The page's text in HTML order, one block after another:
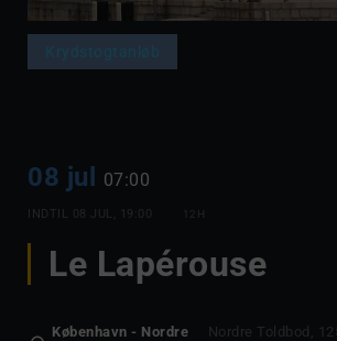
08 jul 07:00
INDTIL 08 JUL, 19:00 12H
Le Lapérouse
København - Nordre
Nordre Toldbod,